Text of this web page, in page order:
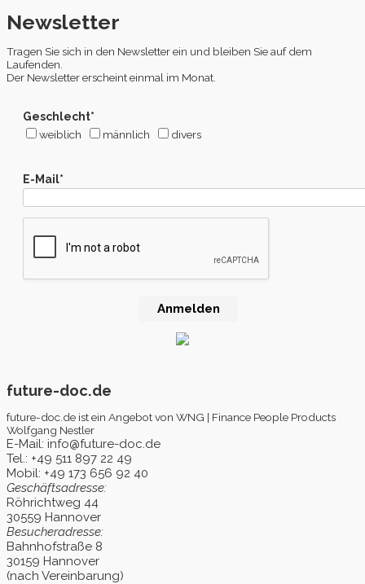
Newsletter
Tragen Sie sich in den Newsletter ein und bleiben Sie auf dem
Laufenden.
Der Newsletter erscheint einmal im Monat.
Geschlecht*
weiblich
männlich divers
E-Mail*
Anmelden
future-doc.de
future-doc.de ist ein Angebot von WNG | Finance People Products
Wolfgang Nestler
E-Mail: info@future-doc.de
Tel.: +49 511 897 22 49
Mobil: +49 173 656 92 40
Geschäftsadresse:
Röhrichtweg 44
30559 Hannover
Besucheradresse:
Bahnhofstraße 8
30159 Hannover
(nach Vereinbarung)